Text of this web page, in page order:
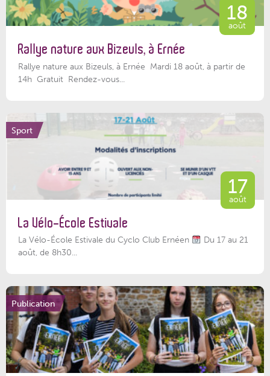
18
août
Rallye nature aux Bizeuls, à Ernée
Rallye nature aux Bizeuls, à Ernée Mardi 18 août, à partir de
14h Gratuit Rendez-vous...
Sport
17
août
La Vélo-École Estivale
La Vélo-École Estivale du Cyclo Club Ernéen
Du 17 au 21
août, de 8h30...
Publication